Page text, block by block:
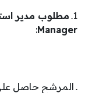
1ـ مطلوب مدير
Manager
:
ـ المرشح حاصل